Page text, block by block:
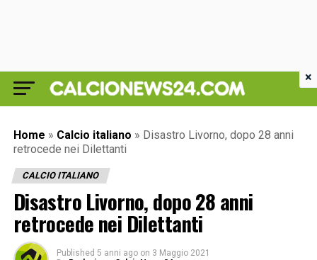
Home » Calcio italiano » Disastro Livorno, dopo 28 anni
retrocede nei Dilettanti
CALCIO ITALIANO
Disastro Livorno, dopo 28 anni
retrocede nei Dilettanti
Published 5 anni ago on 3 Maggio 2021
×